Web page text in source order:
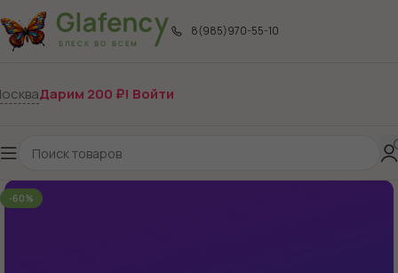
8(985)970-55-10
Дарим 200 ₽! Войти
-60%